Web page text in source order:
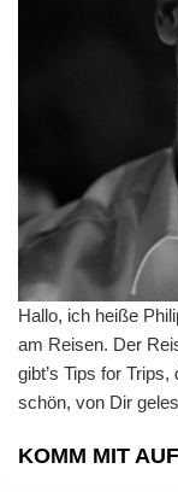
Hallo, ich heiße
am Reisen. Der
gibt’s Tips for
schön, von Dir
KOMM MIT